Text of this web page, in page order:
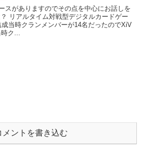
スがありますのでその点を中心にお話しを
リアルタイム対戦型デジタルカードゲー
当時クランメンバーが14名だったのでXiV
ク...
メントを書き込む